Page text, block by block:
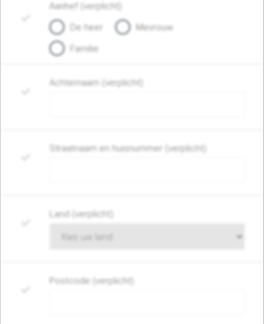
Aanhef (verplicht)
De heer
Mevrouw
Familie
Achternaam (verplicht)
Straatnaam en huisnummer (verplicht)
Land (verplicht)
Postcode (verplicht)